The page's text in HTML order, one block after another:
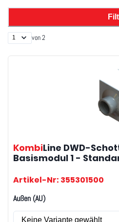
von 2
KombiLine DWD-
Basismodul 1 -
Artikel-Nr: 355301500
Außen (AU)